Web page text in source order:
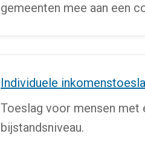
gemeenten mee aan een
Individuele
Toeslag voor mensen met
bijstandsniveau.